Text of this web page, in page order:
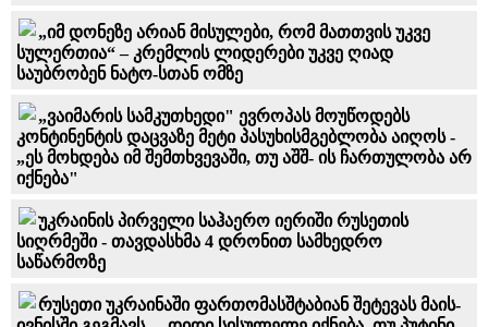
„იმ დონეზე არიან მისულები, რომ მათთვის უკვე
სულერთია“ – კრემლის ლიდერები უკვე ღიად
საუბრობენ ნატო-სთან ომზე
„ვაიმარის სამკუთხედი" ევროპას მოუწოდებს
კონტინენტის დაცვაზე მეტი პასუხისმგებლობა აიღოს -
„ეს მოხდება იმ შემთხვევაში, თუ აშშ- ის ჩართულობა არ
იქნება"
უკრაინის პირველი საჰაერო იერიში რუსეთის
სიღრმეში - თავდასხმა 4 დრონით სამხედრო
საწარმოზე
რუსეთი უკრაინაში ფართომასშტაბიან შეტევას მაის-